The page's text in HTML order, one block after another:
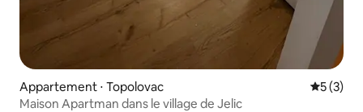
Appartement ⋅ Topolovac
5 (3)
Maison Apartman dans le village de Jelic